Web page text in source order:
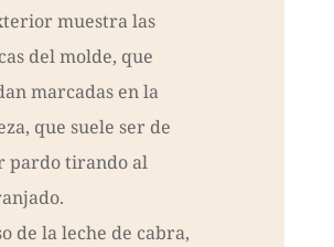
muestra las
del molde, que
marcadas en la
que suele ser de
pardo tirando al
de la leche de cabra,